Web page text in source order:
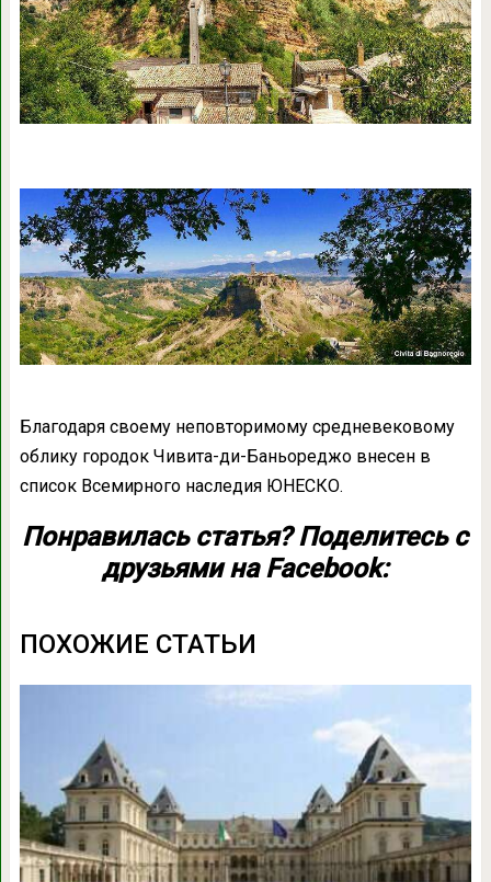
Благодаря своему неповторимому средневековому
облику городок Чивита-ди-Баньореджо внесен в
список Всемирного наследия ЮНЕСКО.
Понравилась статья? Поделитесь с
друзьями на Facebook:
ПОХОЖИЕ СТАТЬИ